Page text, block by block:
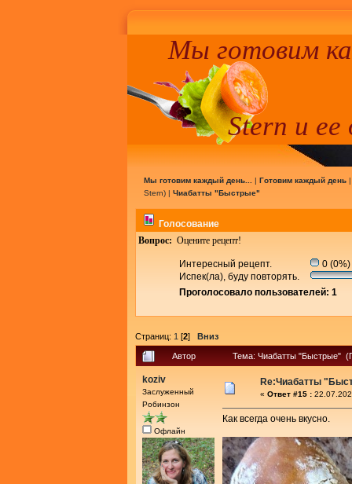
Мы готовим
Stern и ее
Мы готовим каждый день... | Готовим каждый день
Stern) | Чиабатты "Быстрые"
Голосование
Вопрос: Оцените рецепт!
Интересный рецепт.
0 (0%)
Испек(ла), буду повторять.
Проголосовало пользователей: 1
Страниц: 1 [2] Вниз
Автор Тема: Чиабатты "Быстрые"
koziv
Заслуженный
Робинзон
Офлайн
Re:Чиабатты
« Ответ #15 :
Как всегда очень вкусно.